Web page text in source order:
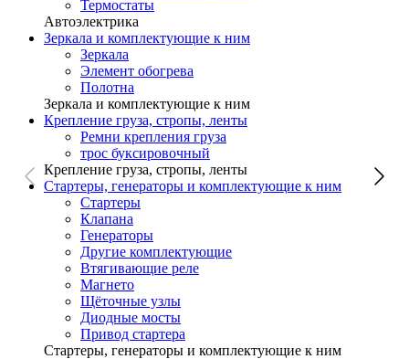
Термостаты
Автоэлектрика
Зеркала и комплектующие к ним
Зеркала
Элемент обогрева
Полотна
Зеркала и комплектующие к ним
Крепление груза, стропы, ленты
Ремни крепления груза
трос буксировочный
Крепление груза, стропы, ленты
Стартеры, генераторы и комплектующие к ним
Стартеры
Клапана
Генераторы
Другие комплектующие
Втягивающие реле
Магнето
Щёточные узлы
Диодные мосты
Привод стартера
Стартеры, генераторы и комплектующие к ним